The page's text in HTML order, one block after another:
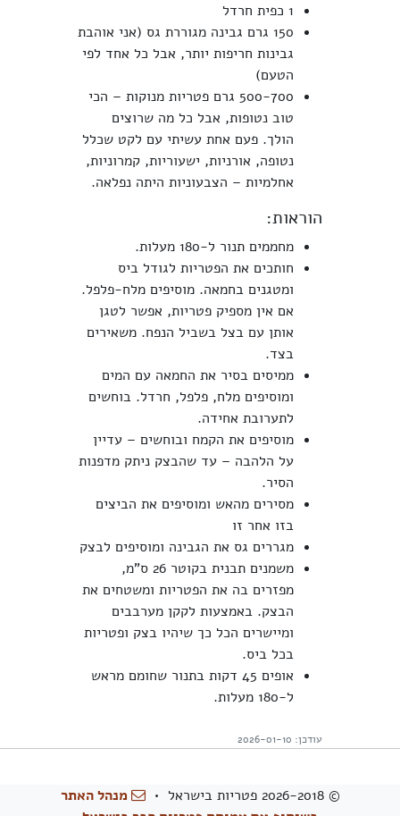
1 כפית חרדל
150 גרם גבינה מגוררת גס (אני אוהבת
גבינות חריפות יותר, אבל כל אחד לפי
הטעם)
500-700 גרם פטריות מנוקות – הכי
טוב נטופות, אבל כל מה שרוצים
הולך. פעם אחת עשיתי עם לקט שכלל
נטופה, אורניות, ישעוריות, קמרוניות,
אחלמיות – הצבעוניות היתה נפלאה.
הוראות:
מחממים תנור ל-180 מעלות.
חותכים את הפטריות לגודל ביס
ומטגנים בחמאה. מוסיפים מלח-פלפל.
אם אין מספיק פטריות, אפשר לטגן
אותן עם בצל בשביל הנפח. משאירים
בצד.
ממיסים בסיר את החמאה עם המים
ומוסיפים מלח, פלפל, חרדל. בוחשים
לתערובת אחידה.
מוסיפים את הקמח ובוחשים – עדיין
על הלהבה – עד שהבצק ניתק מדפנות
הסיר.
מסירים מהאש ומוסיפים את הביצים
בזו אחר זו
מגררים גס את הגבינה ומוסיפים לבצק
משמנים תבנית בקוטר 26 ס"מ,
מפזרים בה את הפטריות ומשטחים את
הבצק. באמצעות לקקן מערבבים
ומיישרים הכל כך שיהיו בצק ופטריות
בכל ביס.
אופים 45 דקות בתנור שחומם מראש
ל-180 מעלות.
עודכן: 2026-01-10
© 2026-2018 פטריות בישראל •
מנהל האתר